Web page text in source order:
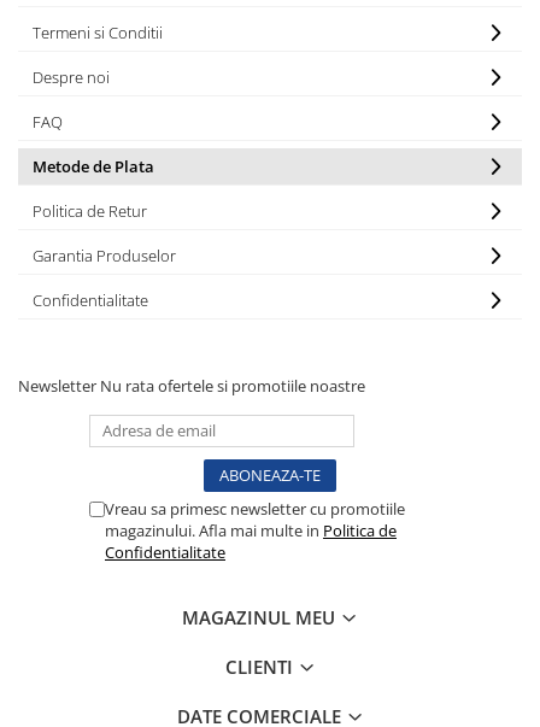
Manere pentru electrocautere
Cabluri pentru pensele bipolare
Electrocautere
Radiocautere
Criocautere
Consumabile medicale si Accesorii
Hartie
Accesorii pentru perfuzie
Filtre antibacteriene si antivirale
Ochelari de protectie
Termeni si Conditii
Despre noi
FAQ
Metode de Plata
Politica de Retur
Garantia Produselor
Confidentialitate
Newsletter Nu rata ofertele si promotiile noastre
Vreau sa primesc newsletter cu promotiile
magazinului. Afla mai multe in Politica de
Confidentialitate
MAGAZINUL MEU
CLIENTI
DATE COMERCIALE